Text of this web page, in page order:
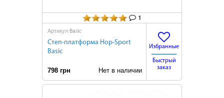
1
Артикул Basic
Степ-платформа Hop-Sport
Basic
798 грн Нет в наличии
Избранные
Быстрый
заказ